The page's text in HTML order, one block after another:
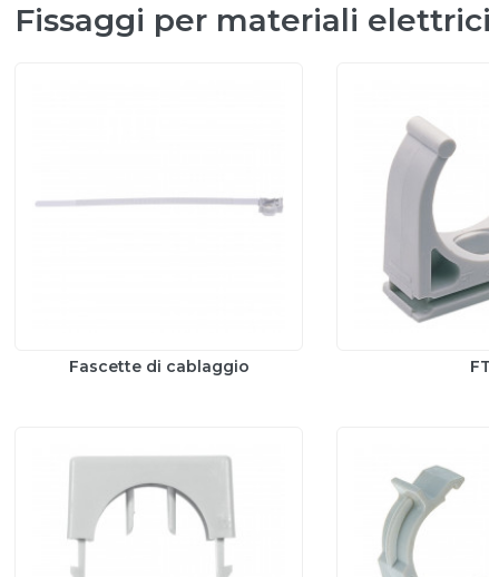
Fissaggi per materiali
Fascette di cablaggio